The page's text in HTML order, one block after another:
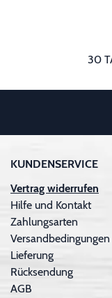
30
KUNDENSERVICE
Vertrag widerrufen
Hilfe und Kontakt
Zahlungsarten
Versandbedingungen
Lieferung
Rücksendung
AGB